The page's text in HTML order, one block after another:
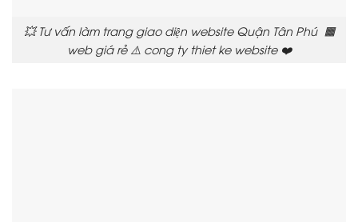
💥 Tư vấn làm trang giao diện website Quận Tân Phú 🟧
web giá rẻ ⚠️ cong ty thiet ke website ❤️